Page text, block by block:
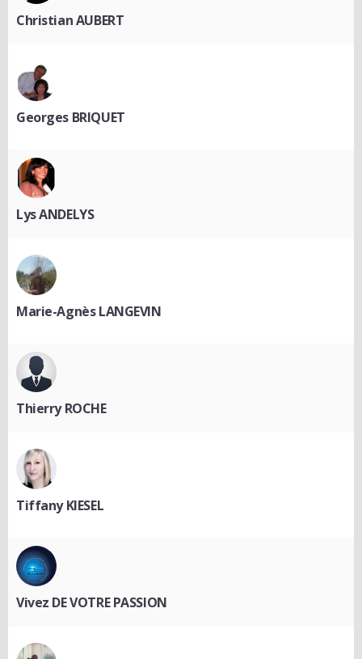
Christian AUBERT
Georges BRIQUET
Lys ANDELYS
Marie-Agnès LANGEVIN
Thierry ROCHE
Tiffany KIESEL
Vivez DE VOTRE PASSION